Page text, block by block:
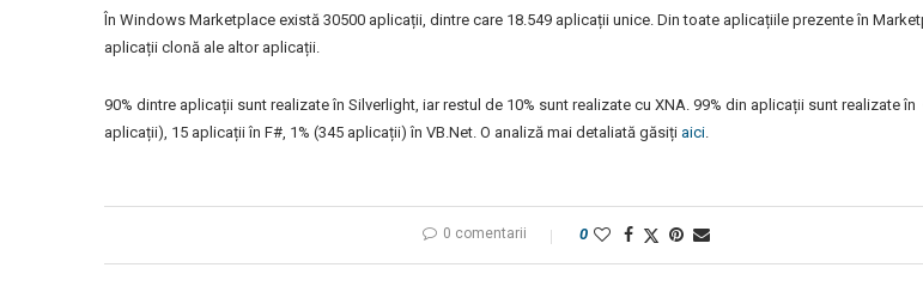
În Windows Marketplace există 30500 aplicații, dintre care 18.549 aplicații unice. Din toate aplicațiile prezente în
aplicații clonă ale altor aplicații.
90% dintre aplicații sunt realizate în Silverlight, iar restul de 10% sunt realizate cu XNA. 99% din aplicații sunt realizate în
aplicații), 15 aplicații în F#, 1% (345 aplicații) în VB.Net. O analiză mai detaliată găsiți aici.
0 comentarii 0